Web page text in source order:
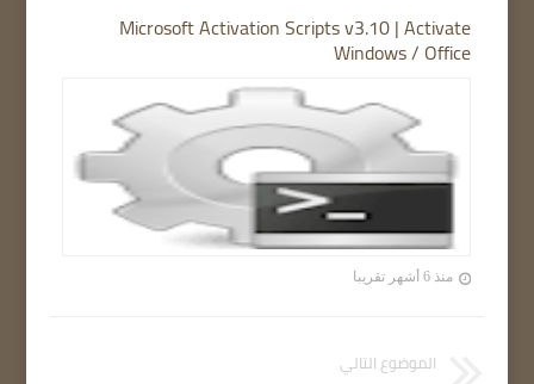
Microsoft Activation Scripts v3.10 | Activate
Windows / Office
منذ 6 أشهر تقريبا
الموضوع التالي